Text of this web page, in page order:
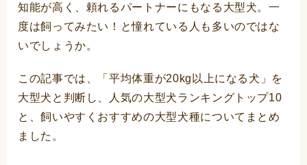
知能が高く、頼れるパートナーにもなる大型犬。一
度は飼ってみたい！と憧れている人も多いのではな
いでしょうか。
この記事では、「平均体重が20kg以上になる犬」を
大型犬と判断し、人気の大型犬ランキングトップ10
と、飼いやすくおすすめの大型犬種についてまとめ
ました。